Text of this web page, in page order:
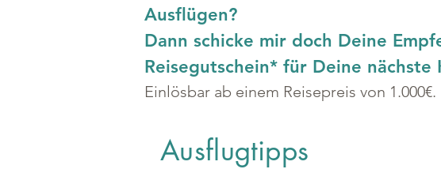
Ausflügen?
Dann schicke mir doch Deine
Reisegutschein* für Deine
Einlösbar ab einem Reisepreis von
Ausflugtipps